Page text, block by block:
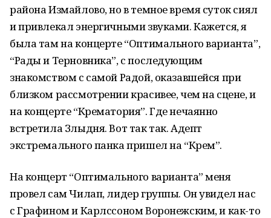
района Измайлово, но в темное время суток сиял
и привлекал энергичными звуками. Кажется, я
была там на концерте “Оптимального варианта”,
“Рады и Терновника”, с последующим
знакомством с самой Радой, оказавшейся при
близком рассмотрении красивее, чем на сцене, и
на концерте “Крематория”. Где нечаянно
встретила Злыдня. Вот так так. Адепт
экстремального панка пришел на “Крем”.
На концерт “Оптимального варианта” меня
провел сам Чилап, лидер группы. Он увидел нас
с Графином и Карлссоном Воронежским, и как-то